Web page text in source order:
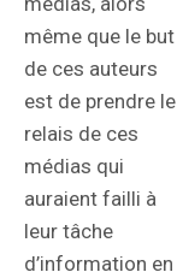
même que le but
de ces auteurs
est de prendre le
relais de ces
médias qui
auraient failli à
leur tâche
d’information en